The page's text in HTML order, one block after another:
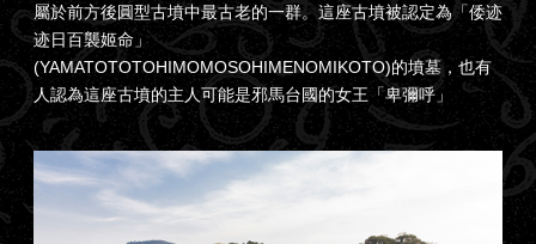
屬於前方後圓型古墳中最古老的一群。這座古墳被認定為「倭迹
迹日百襲姬命」
(YAMATOTOTOHIMOMOSOHIMENOMIKOTO)的墳墓，也有
人認為這座古墳的主人可能是邪馬台國的女王「卑彌呼」